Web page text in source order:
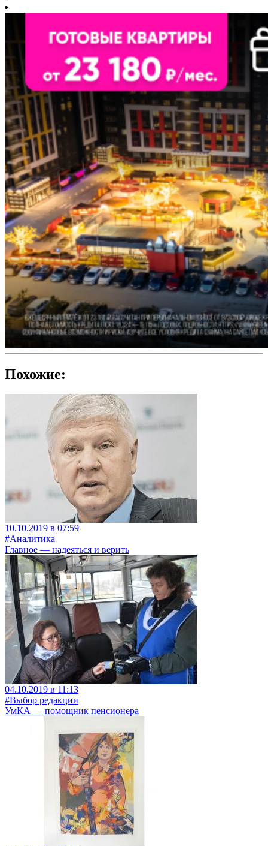
Похожие:
10.10.2019 в 07:59
#Аналитика
Главное — надеяться и верить
04.10.2019 в 11:13
#Выбор редакции
УмКА — помощник пенсионера